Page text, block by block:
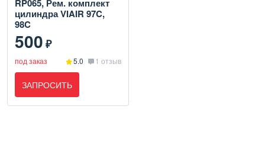
RP065, Рем. комплект
цилиндра VIAIR 97C,
98C
500₽
под заказ 5.0 1 отзыв
ЗАПРОСИТЬ